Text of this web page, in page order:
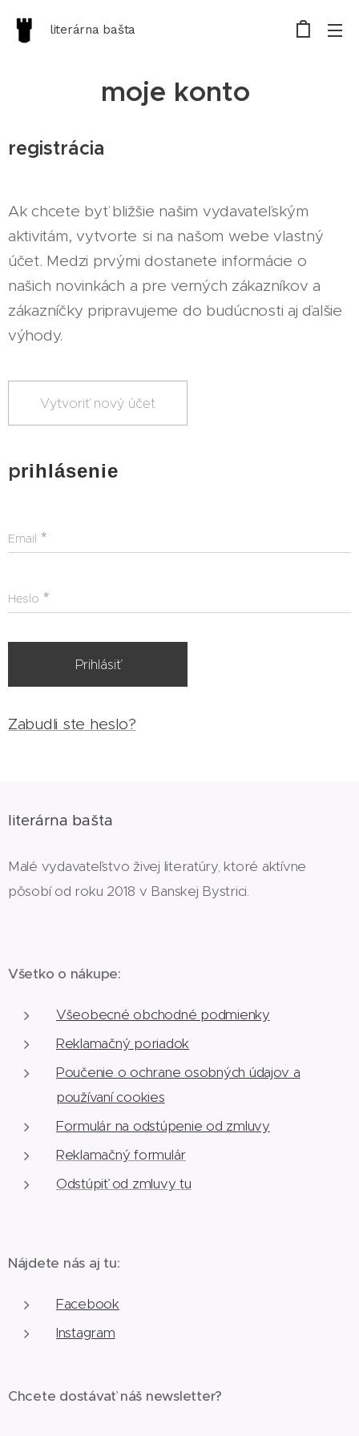
literárna bašta
moje konto
registrácia
Ak chcete byť bližšie našim vydavateľským
aktivitám, vytvorte si na našom webe vlastný
účet. Medzi prvými dostanete informácie o
našich novinkách a pre verných zákazníkov a
zákazníčky pripravujeme do budúcnosti aj ďalšie
výhody.
Vytvoriť nový účet
prihlásenie
Email
Heslo
Prihlásiť
Zabudli ste heslo?
literárna bašta
Malé vydavateľstvo živej literatúry, ktoré aktívne
pôsobí od roku 2018 v Banskej Bystrici.
Všetko o nákupe:
Všeobecné obchodné podmienky
Reklamačný poriadok
Poučenie o ochrane osobných údajov a
používaní cookies
Formulár na odstúpenie od zmluvy
Reklamačný formulár
Odstúpiť od zmluvy tu
Nájdete nás aj tu:
Facebook
Instagram
Chcete dostávať náš newsletter?